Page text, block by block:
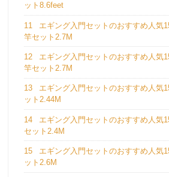
ット8.6feet
11
エギング入門セットのおすすめ人気
竿セット2.7M
12
エギング入門セットのおすすめ人気
竿セット2.7M
13
エギング入門セットのおすすめ人気
ット2.44M
14
エギング入門セットのおすすめ人気
セット2.4M
15
エギング入門セットのおすすめ人気
ット2.6M